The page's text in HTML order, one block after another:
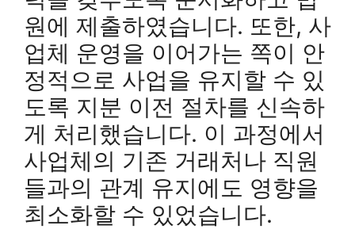
원에 제출하였습니다. 또한, 사
업체 운영을 이어가는 쪽이 안
정적으로 사업을 유지할 수 있
도록 지분 이전 절차를 신속하
게 처리했습니다. 이 과정에서
사업체의 기존 거래처나 직원
들과의 관계 유지에도 영향을
최소화할 수 있었습니다.